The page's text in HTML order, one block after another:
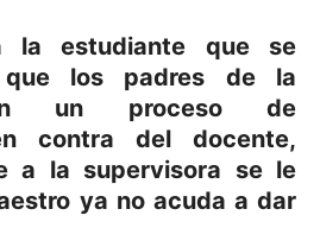
la estudiante que se
que los padres de la
un proceso de
contra del docente,
a la supervisora se le
ya no acuda a dar